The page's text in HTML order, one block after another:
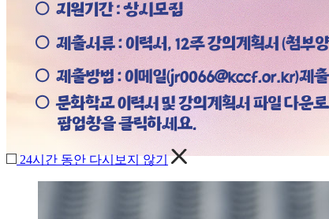
24시간 동안 다시보지 않기